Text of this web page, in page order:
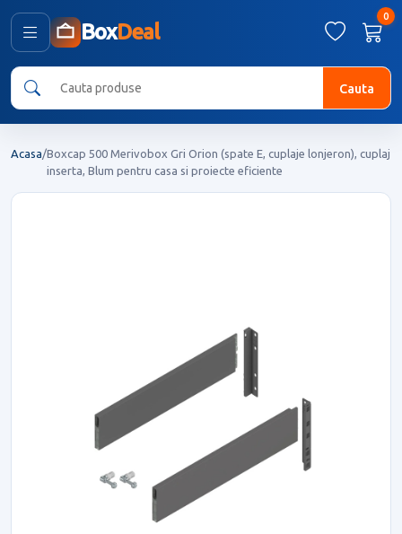
BoxDeal
0
Cauta
Acasa/Boxcap 500 Merivobox Gri Orion (spate E, cuplaje lonjeron), cuplaj
inserta, Blum pentru casa si proiecte eficiente